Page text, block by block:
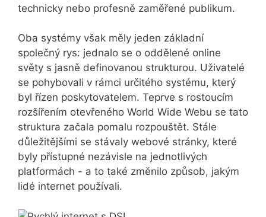
technicky nebo profesně zaměřené publikum.
Oba systémy však měly jeden základní
společný rys: jednalo se o oddělené online
světy s jasně definovanou strukturou. Uživatelé
se pohybovali v rámci určitého systému, který
byl řízen poskytovatelem. Teprve s rostoucím
rozšířením otevřeného World Wide Webu se tato
struktura začala pomalu rozpouštět. Stále
důležitějšími se stávaly webové stránky, které
byly přístupné nezávisle na jednotlivých
platformách - a to také změnilo způsob, jakým
lidé internet používali.